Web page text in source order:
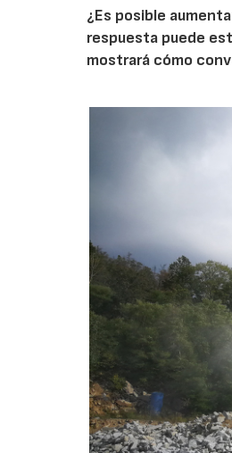
¿Es posible
respuesta puede
mostrará cómo